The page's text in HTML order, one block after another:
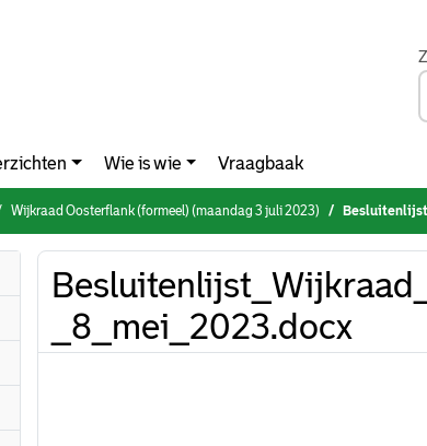
Wie is wie Vraagbaak
Wijkraad Oosterflank (formeel) (maandag 3 juli 2023)
_8_mei_2023.docx